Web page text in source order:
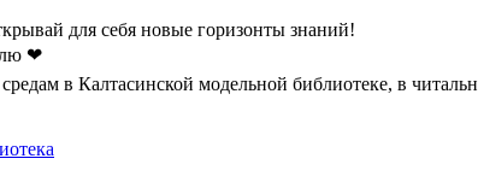
для себя новые горизонты знаний!
❤
в Калтасинской модельной библиотеке, в